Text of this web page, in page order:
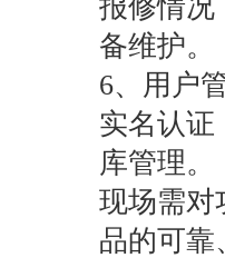
报修情况
备维护。
6、用户
实名认证
库管理。
现场需对
品的可靠